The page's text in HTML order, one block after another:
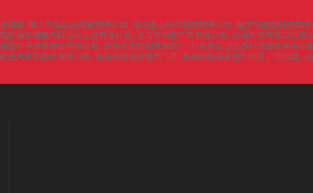
陶瓷-佛山市鑫品嘉陶瓷有限公司 海口壹心环保科技有限公司 重庆市富炬科技有限
成都海宇通电气自动化工程有限公司 义乌市中傲广告有限公司 郑州天艺气球派对培
金叶子酒店用品有限公司 东莞市大朗创点服装厂 甘肃爽口源生态科技股份有限公司
光汽车零部件有限公司 青岛极地海洋世界门票_青岛极地海洋世界团购_门票预定